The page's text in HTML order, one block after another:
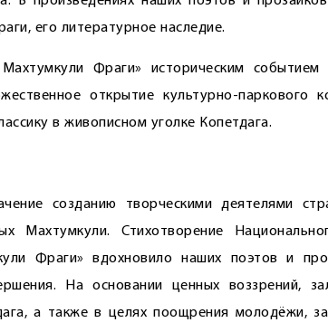
его литературное наследие.
Фраги» историческим
открытие культурно-паркового
в живописном уголке Копетдага.
созданию творческими деятелями
Махтумкули. Стихотворение
Фраги» вдохновило наших поэтов и
На основании ценных воззрений,
а также в целях поощрения молодёжи,